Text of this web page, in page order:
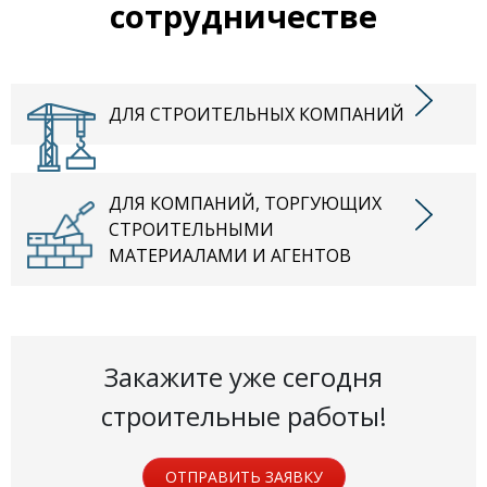
сотрудничестве
ДЛЯ СТРОИТЕЛЬНЫХ КОМПАНИЙ
ДЛЯ КОМПАНИЙ, ТОРГУЮЩИХ
СТРОИТЕЛЬНЫМИ
МАТЕРИАЛАМИ И АГЕНТОВ
Закажите уже сегодня
строительные работы!
ОТПРАВИТЬ ЗАЯВКУ